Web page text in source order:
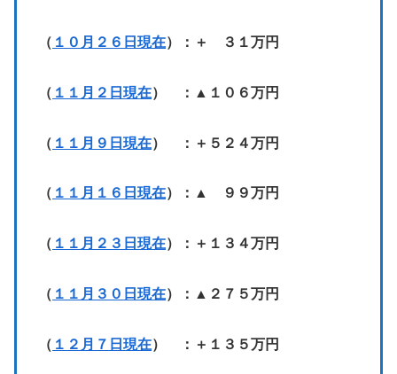
（ １０月２６日現在）：＋ ３１万円
（ １１月２日現在） ：▲１０６万円
（ １１月９日現在） ：＋５２４万円
（ １１月１６日現在）：▲ ９９万円
（ １１月２３日現在）：＋１３４万円
（ １１月３０日現在）：▲２７５万円
（ １２月７日現在） ：＋１３５万円